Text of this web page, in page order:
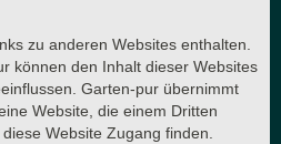
zu anderen Websites enthalten.
können den Inhalt dieser Websites
Garten-pur übernimmt
Website, die einem Dritten
Website Zugang finden.